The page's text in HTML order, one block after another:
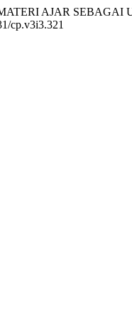
AJAR
cp.v3i3.321